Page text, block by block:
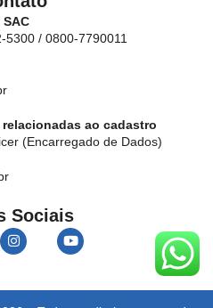
/ 0800-7790011
ao cadastro
(Encarregado de Dados)
Sociais